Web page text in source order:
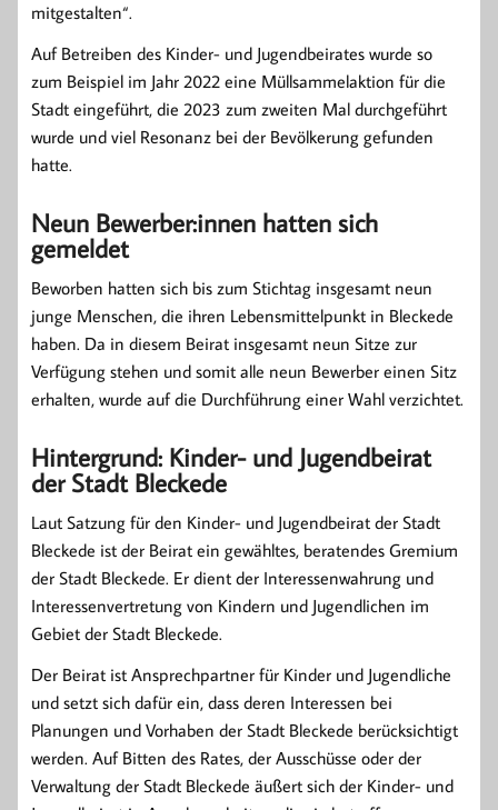
mitgestalten“.
Auf Betreiben des Kinder- und Jugendbeirates wurde so
zum Beispiel im Jahr 2022 eine Müllsammelaktion für die
Stadt eingeführt, die 2023 zum zweiten Mal durchgeführt
wurde und viel Resonanz bei der Bevölkerung gefunden
hatte.
Neun Bewerber:innen hatten sich
gemeldet
Beworben hatten sich bis zum Stichtag insgesamt neun
junge Menschen, die ihren Lebensmittelpunkt in Bleckede
haben. Da in diesem Beirat insgesamt neun Sitze zur
Verfügung stehen und somit alle neun Bewerber einen Sitz
erhalten, wurde auf die Durchführung einer Wahl verzichtet.
Hintergrund: Kinder- und Jugendbeirat
der Stadt Bleckede
Laut Satzung für den Kinder- und Jugendbeirat der Stadt
Bleckede ist der Beirat ein gewähltes, beratendes Gremium
der Stadt Bleckede. Er dient der Interessenwahrung und
Interessenvertretung von Kindern und Jugendlichen im
Gebiet der Stadt Bleckede.
Der Beirat ist Ansprechpartner für Kinder und Jugendliche
und setzt sich dafür ein, dass deren Interessen bei
Planungen und Vorhaben der Stadt Bleckede berücksichtigt
werden. Auf Bitten des Rates, der Ausschüsse oder der
Verwaltung der Stadt Bleckede äußert sich der Kinder- und